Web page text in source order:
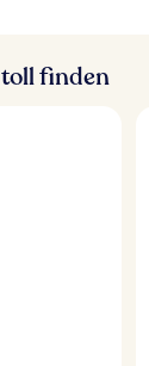
finden